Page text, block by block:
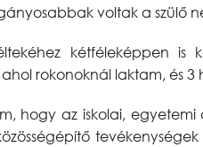
voltak a szülő
kétféleképpen is
rokonoknál laktam, és
hogy az iskolai,